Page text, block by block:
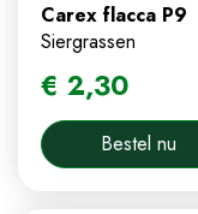
Carex flacca P9
Siergrassen
€ 2,30
Bestel nu